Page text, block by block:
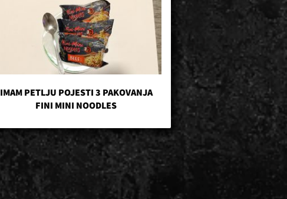
IMAM PETLJU POJESTI 3 PAKOVANJA
FINI MINI NOODLES